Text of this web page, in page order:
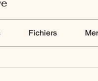
Fichiers